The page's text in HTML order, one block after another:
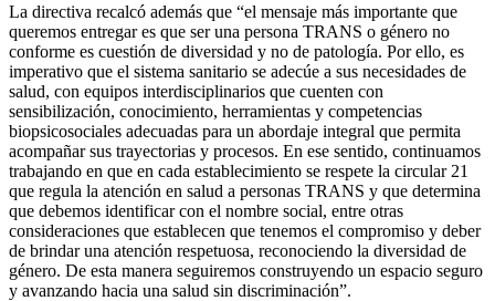
La directiva recalcó además que “el mensaje más importante que
queremos entregar es que ser una persona TRANS o género no
conforme es cuestión de diversidad y no de patología. Por ello, es
imperativo que el sistema sanitario se adecúe a sus necesidades de
salud, con equipos interdisciplinarios que cuenten con
sensibilización, conocimiento, herramientas y competencias
biopsicosociales adecuadas para un abordaje integral que permita
acompañar sus trayectorias y procesos. En ese sentido, continuamos
trabajando en que en cada establecimiento se respete la circular 21
que regula la atención en salud a personas TRANS y que determina
que debemos identificar con el nombre social, entre otras
consideraciones que establecen que tenemos el compromiso y deber
de brindar una atención respetuosa, reconociendo la diversidad de
género. De esta manera seguiremos construyendo un espacio seguro
y avanzando hacia una salud sin discriminación”.